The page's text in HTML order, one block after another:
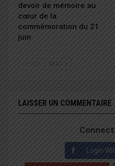
devoir de mémoire au
cœur de la
commémoration du 21
juin
NEXT
LAISSER UN COMMENTAIRE
Login